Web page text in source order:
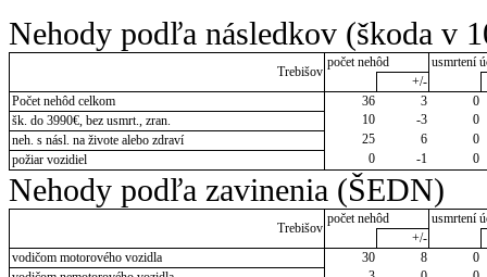
Nehody podľa následkov (škoda v
Trebišov
počet nehôd
usmrtení
+/-
Počet nehôd celkom
36 3
0
šk. do 3990€, bez usmrt., zran.
10 -3
0
neh. s násl. na živote alebo zdraví
25 6
0
požiar vozidiel
0 -1 0
Nehody podľa zavinenia (ŠEDN)
Trebišov
počet nehôd
usmrtení
+/-
vodičom motorového vozidla
30 8
0